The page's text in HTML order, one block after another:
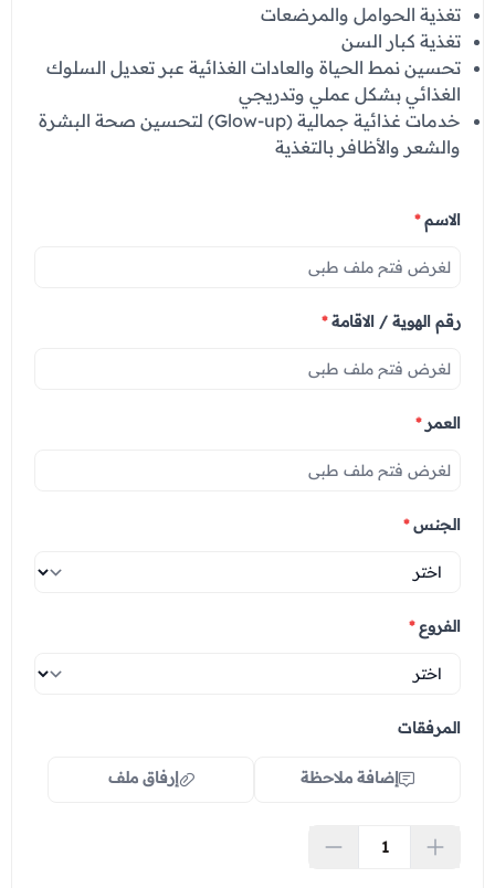
تغذية الحوامل والمرضعات
تغذية كبار السن
تحسين نمط الحياة والعادات الغذائية عبر تعديل السلوك
الغذائي بشكل عملي وتدريجي
خدمات غذائية جمالية (Glow-up) لتحسين صحة البشرة
والشعر والأظافر بالتغذية
الاسم*
رقم الهوية / الاقامة*
العمر*
الجنس*
الفروع*
المرفقات
إضافة ملاحظة إرفاق ملف